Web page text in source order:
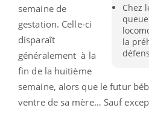
Chez
la
semaine de
gestation. Celle-ci
disparaît
généralement à la
fin de la huitième
semaine, alors que le futur
ventre de sa mère… Sauf